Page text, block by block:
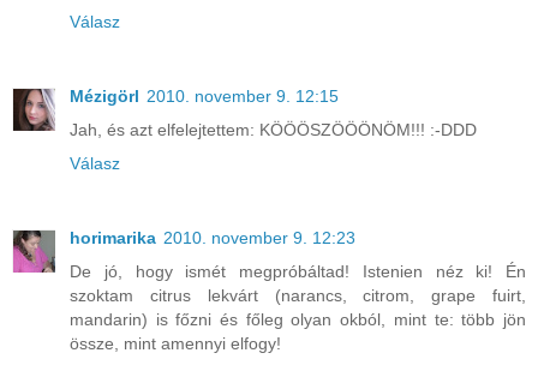
Válasz
Mézigörl 2010. november 9. 12:15
Jah, és azt elfelejtettem: KÖÖÖSZÖÖÖNÖM!!! :-DDD
Válasz
horimarika 2010. november 9. 12:23
De jó, hogy ismét megpróbáltad! Istenien néz ki! Én
szoktam citrus lekvárt (narancs, citrom, grape fuirt,
mandarin) is főzni és főleg olyan okból, mint te: több jön
össze, mint amennyi elfogy!